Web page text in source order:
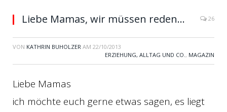
Liebe Mamas, wir müssen reden… 26
VON KATHRIN BUHOLZER AM 22/10/2013
ERZIEHUNG, ALLTAG UND CO., MAGAZIN
Liebe Mamas
ich möchte euch gerne etwas sagen, es liegt